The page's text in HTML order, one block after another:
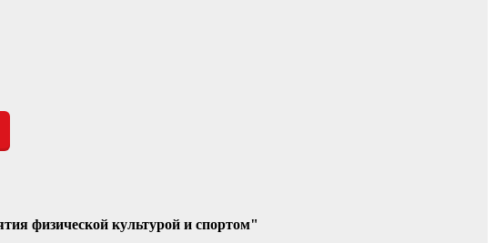
физической культурой и спортом"